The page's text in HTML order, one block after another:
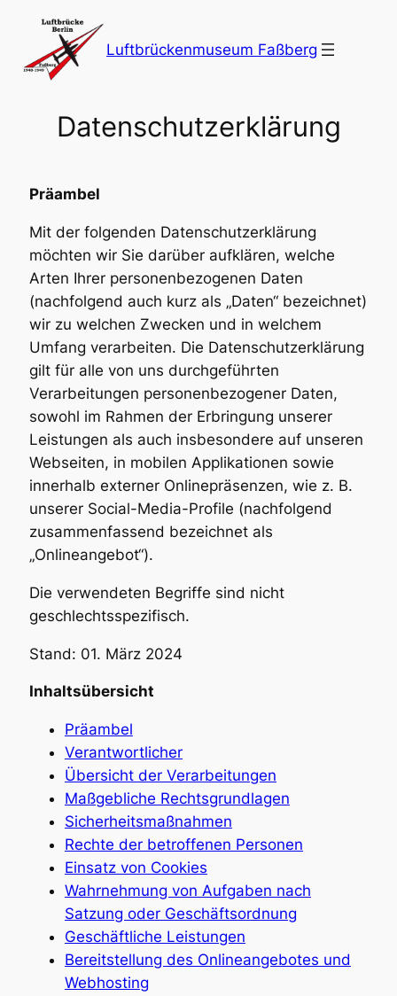
springen
Luftbrückenmuseum Faßberg
Datenschutzerklärung
Präambel
Mit der folgenden Datenschutzerklärung
möchten wir Sie darüber aufklären, welche
Arten Ihrer personenbezogenen Daten
(nachfolgend auch kurz als „Daten“ bezeichnet)
wir zu welchen Zwecken und in welchem
Umfang verarbeiten. Die Datenschutzerklärung
gilt für alle von uns durchgeführten
Verarbeitungen personenbezogener Daten,
sowohl im Rahmen der Erbringung unserer
Leistungen als auch insbesondere auf unseren
Webseiten, in mobilen Applikationen sowie
innerhalb externer Onlinepräsenzen, wie z. B.
unserer Social-Media-Profile (nachfolgend
zusammenfassend bezeichnet als
„Onlineangebot“).
Die verwendeten Begriffe sind nicht
geschlechtsspezifisch.
Stand: 01. März 2024
Inhaltsübersicht
Präambel
Verantwortlicher
Übersicht der Verarbeitungen
Maßgebliche Rechtsgrundlagen
Sicherheitsmaßnahmen
Rechte der betroffenen Personen
Einsatz von Cookies
Wahrnehmung von Aufgaben nach
Satzung oder Geschäftsordnung
Geschäftliche Leistungen
Bereitstellung des Onlineangebotes und
Webhosting